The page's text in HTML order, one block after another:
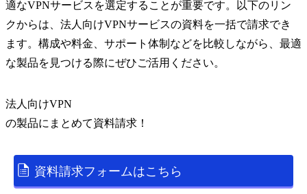
適なVPNサービスを選定することが重要です。以下のリン
クからは、法人向けVPNサービスの資料を一括で請求でき
ます。構成や料金、サポート体制などを比較しながら、最適
な製品を見つける際にぜひご活用ください。
法人向けVPN
の製品にまとめて資料請求！
資料請求フォームはこちら